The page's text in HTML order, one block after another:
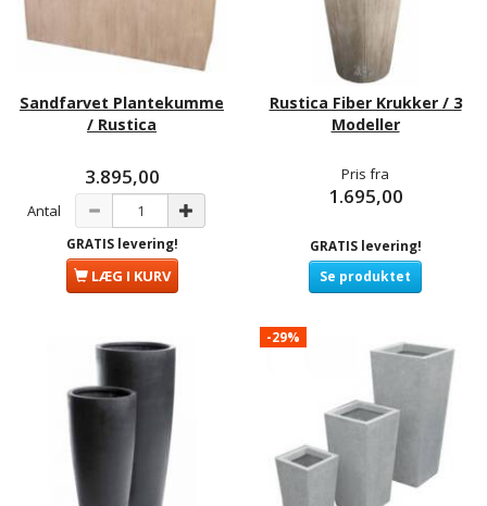
Sandfarvet Plantekumme
/ Rustica
3.895,00
Antal
GRATIS levering!
LÆG I KURV
Rustica Fiber Krukker / 3
Modeller
Pris fra
1.695,00
GRATIS levering!
Se produktet
-29%